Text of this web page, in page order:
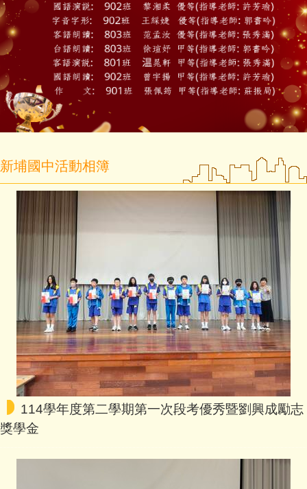
2026-08-04
轉知-檢送教育部「教師數位教學
增能培訓」規劃相關課程資料及
師資名單
教育部國民及學前教育署指導、
財團法人遠哲科學教育基金會主
辦之「第七屆遠哲文創科學探究
競賽」活動資訊。
教務處
2026-08-03
「外語能力測驗-基礎級（FLPT-B
asic）」將舉辦線上說明會，鼓
勵師長、學生踴躍報名參加。
教務處
🎉恭喜本校學生參加 114 年度新埔
客語朗讀比賽表現優異！
admin
admin
2025-04-15
新竹縣113學年度英語競賽，榮獲
佳績
教務處
新埔國中活動相簿
114學年度第二學期第一次段考優秀暨劉興成勵志
獎學金